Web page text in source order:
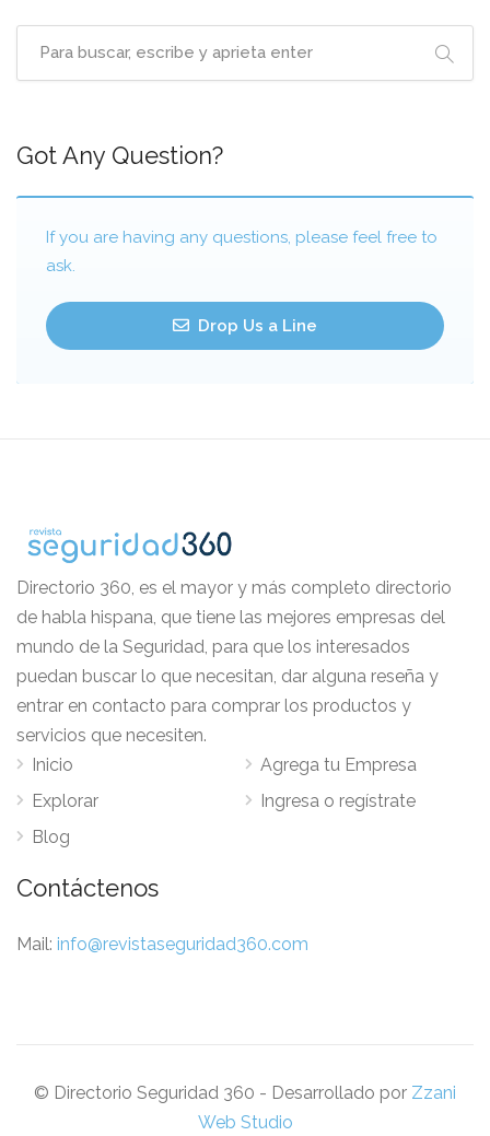
Got Any Question?
If you are having any questions, please feel free to
ask.
Drop Us a Line
Directorio 360, es el mayor y más completo directorio
de habla hispana, que tiene las mejores empresas del
mundo de la Seguridad, para que los interesados
puedan buscar lo que necesitan, dar alguna reseña y
entrar en contacto para comprar los productos y
servicios que necesiten.
Inicio
Explorar
Blog
Agrega tu Empresa
Ingresa o regístrate
Contáctenos
Mail: info@revistaseguridad360.com
© Directorio Seguridad 360 - Desarrollado por Zzani
Web Studio